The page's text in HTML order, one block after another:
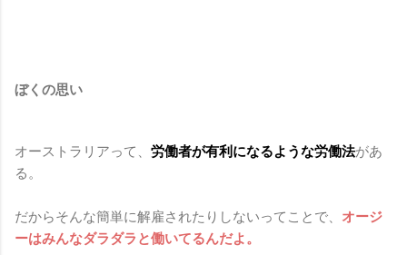
ぼくの思い
オーストラリアって、 労働者が有利になるような労働法があ
る。
だからそんな簡単に解雇されたりしないってことで、 オージ
ーはみんなダラダラと働いてるんだよ。